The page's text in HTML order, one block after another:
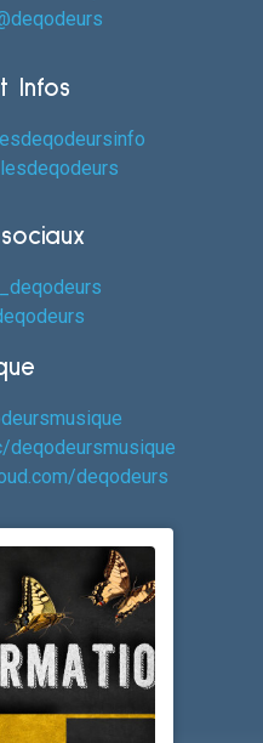
Infos
deqodeursmusique
deqodeurs